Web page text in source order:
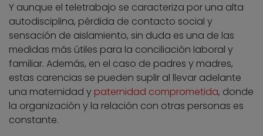
Y aunque el teletrabajo se caracteriza por una alta
autodisciplina, pérdida de contacto social y
sensación de aislamiento, sin duda es una de las
medidas más útiles para la conciliación laboral y
familiar. Además, en el caso de padres y madres,
estas carencias se pueden suplir al llevar adelante
una maternidad y paternidad comprometida, donde
la organización y la relación con otras personas es
constante.